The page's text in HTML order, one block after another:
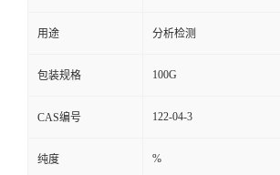
用途 分析检测
包装规格 100G
CAS编号 122-04-3
纯度 %